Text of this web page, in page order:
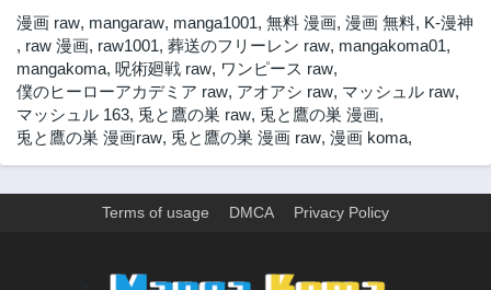
漫画 raw, mangaraw, manga1001, 無料 漫画, 漫画 無料, K-漫神
, raw 漫画, raw1001, 葬送のフリーレン raw, mangakoma01,
mangakoma, 呪術廻戦 raw, ワンピース raw,
僕のヒーローアカデミア raw, アオアシ raw, マッシュル raw,
マッシュル 163, 兎と鷹の巣 raw, 兎と鷹の巣 漫画,
兎と鷹の巣 漫画raw, 兎と鷹の巣 漫画 raw, 漫画 koma,
Terms of usage DMCA Privacy Policy